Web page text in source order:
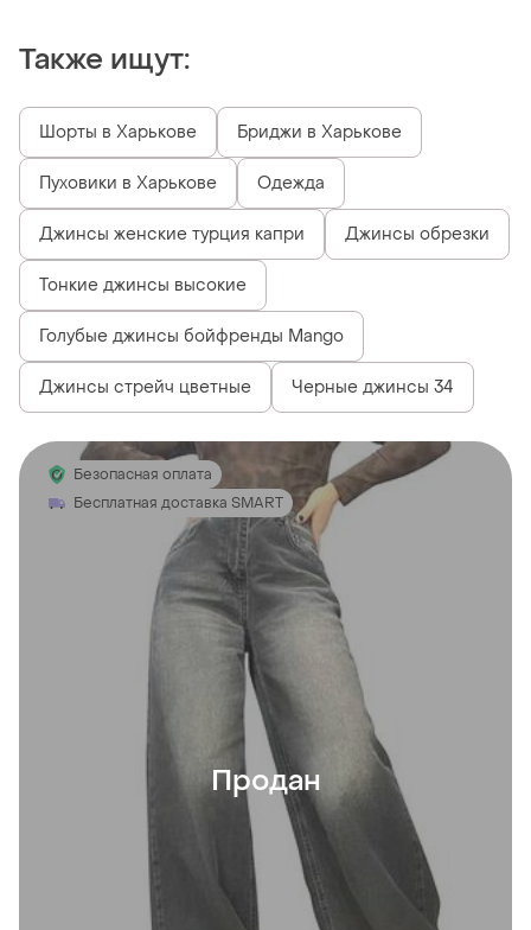
Также ищут:
Шорты в Харькове Бриджи в Харькове
Пуховики в Харькове Одежда
Джинсы женские турция капри Джинсы обрезки
Тонкие джинсы высокие
Голубые джинсы бойфренды Mango
Джинсы стрейч цветные Черные джинсы 34
Безопасная оплата
Бесплатная доставка SMART
Продан